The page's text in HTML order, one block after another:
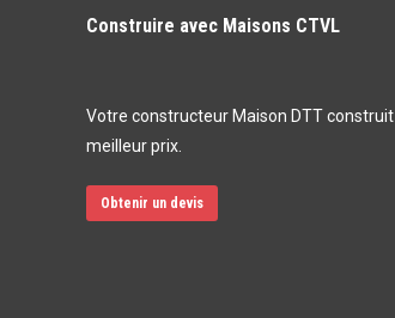
Construire avec Maisons CTVL
Votre constructeur Maison DTT
meilleur prix.
Obtenir un devis